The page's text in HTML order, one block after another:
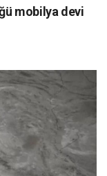
mobilya devi